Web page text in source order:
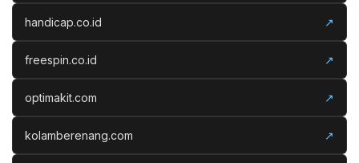
handicap.co.id ↗
freespin.co.id ↗
optimakit.com ↗
kolamberenang.com ↗